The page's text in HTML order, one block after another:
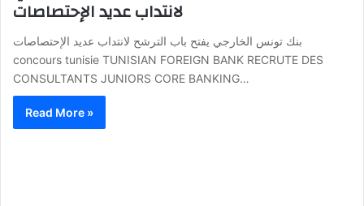
لانتداب عديد الإحتصاصات
بنك تونس الخارجي يفتح باب الترشح لانتداب عديد الإحتصاصات
concours tunisie TUNISIAN FOREIGN BANK RECRUTE DES
CONSULTANTS JUNIORS CORE BANKING…
Read More »